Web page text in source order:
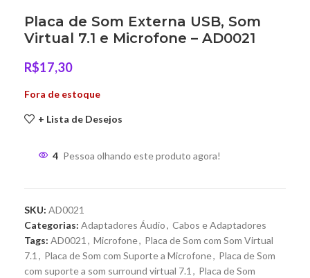
Placa de Som Externa USB, Som
Virtual 7.1 e Microfone – AD0021
R$17,30
Fora de estoque
+ Lista de Desejos
4 Pessoa olhando este produto agora!
SKU: AD0021
Categorias: Adaptadores Áudio, Cabos e Adaptadores
Tags: AD0021 , Microfone, Placa de Som com Som Virtual
7.1 , Placa de Som com Suporte a Microfone, Placa de Som
com suporte a som surround virtual 7.1 , Placa de Som